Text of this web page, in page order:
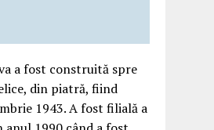
a fost construită spre
din piatră, fiind
1943. A fost filială a